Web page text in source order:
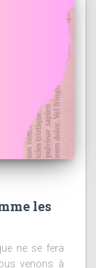
les
ne se fera
venons à